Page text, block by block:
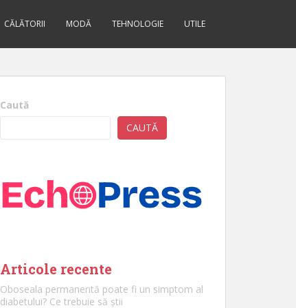
CĂLĂTORII MODĂ TEHNOLOGIE UTILE
Caută
CAUTĂ
Articole recente
Oboseala permanentă poate fi un simptom al
diabetului? Ce trebuie să știi